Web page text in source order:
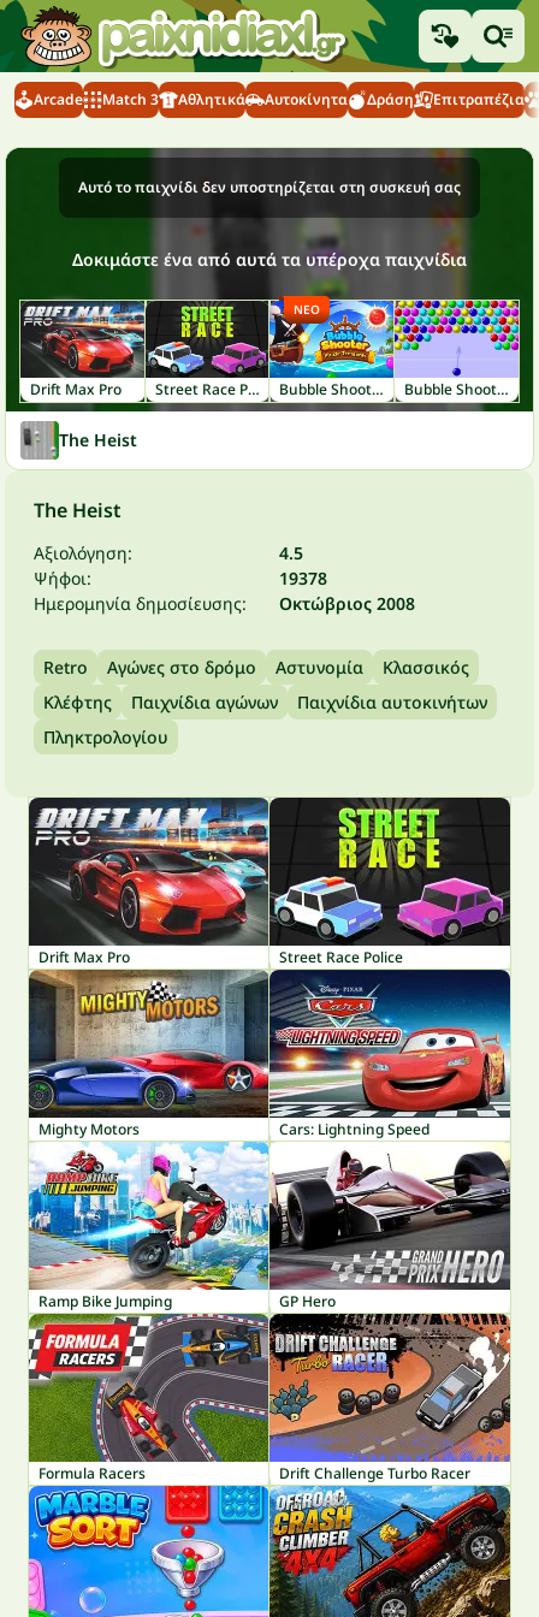
Arcade Match 3 Αθλητικά Αυτοκίνητα Δράση Επιτραπέζια
Αυτό το παιχνίδι δεν υποστηρίζεται στη συσκευή σας
Δοκιμάστε ένα από αυτά τα υπέροχα παιχνίδια
Drift Max Pro Street Race Police Bubble Shooter: Pirate Treasures
ΝΈΟ
Bubble Shooter
The Heist
The Heist
Αξιολόγηση:
4.5
Ψήφοι:
19378
Ημερομηνία δημοσίευσης:
Οκτώβριος 2008
Retro Αγώνες στο δρόμο Αστυνομία
Κλασσικός
Κλέφτης
Παιχνίδια αγώνων
Παιχνίδια αυτοκινήτων
Πληκτρολογίου
Drift Max Pro Street Race Police
Mighty Motors Cars: Lightning Speed
Ramp Bike Jumping GP Hero
Formula Racers Drift Challenge Turbo Racer